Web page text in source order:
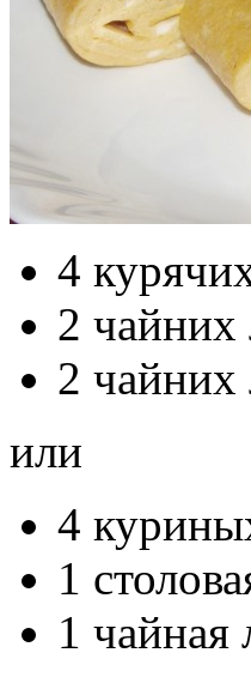
4
2 чайних
2
или
4
1
1 чайная